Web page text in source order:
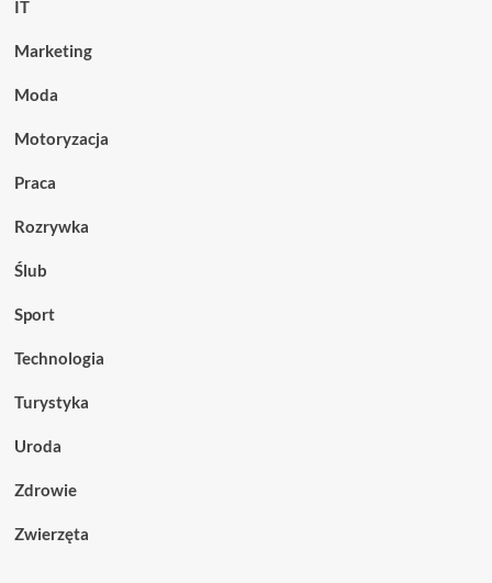
IT
Marketing
Moda
Motoryzacja
Praca
Rozrywka
Ślub
Sport
Technologia
Turystyka
Uroda
Zdrowie
Zwierzęta